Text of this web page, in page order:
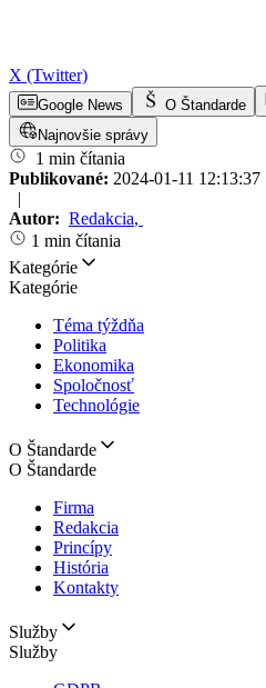
X (Twitter)
Google News O Štandarde
Najnovšie správy
1 min čítania
Publikované: 2024-01-11 12:13:37
|
Autor: Redakcia,
1 min čítania
Kategórie
Kategórie
Téma týždňa
Politika
Ekonomika
Spoločnosť
Technológie
O Štandarde
O Štandarde
Firma
Redakcia
Princípy
História
Kontakty
Služby
Služby